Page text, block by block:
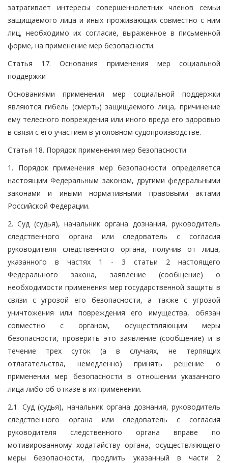
затрагивает интересы совершеннолетних членов семьи
защищаемого лица и иных проживающих совместно с ним
лиц, необходимо их согласие, выраженное в письменной
форме, на применение мер безопасности.
Статья 17. Основания применения мер социальной
поддержки
Основаниями применения мер социальной поддержки
являются гибель (смерть) защищаемого лица, причинение
ему телесного повреждения или иного вреда его здоровью
в связи с его участием в уголовном судопроизводстве.
Статья 18. Порядок применения мер безопасности
1. Порядок применения мер безопасности определяется
настоящим Федеральным законом, другими федеральными
законами и иными нормативными правовыми актами
Российской Федерации.
2. Суд (судья), начальник органа дознания, руководитель
следственного органа или следователь с согласия
руководителя следственного органа, получив от лица,
указанного в частях 1 - 3 статьи 2 настоящего
Федерального закона, заявление (сообщение) о
необходимости применения мер государственной защиты в
связи с угрозой его безопасности, а также с угрозой
уничтожения или повреждения его имущества, обязан
совместно с органом, осуществляющим меры
безопасности, проверить это заявление (сообщение) и в
течение трех суток (а в случаях, не терпящих
отлагательства, немедленно) принять решение о
применении мер безопасности в отношении указанного
лица либо об отказе в их применении.
2.1. Суд (судья), начальник органа дознания, руководитель
следственного органа или следователь с согласия
руководителя следственного органа вправе по
мотивированному ходатайству органа, осуществляющего
меры безопасности, продлить указанный в части 2